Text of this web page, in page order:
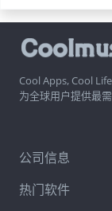
Cool Apps, Cool
为全球用户提供最
公司信息
热门软件